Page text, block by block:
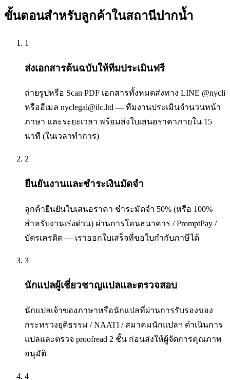
ขั้นตอนสำหรับลูกค้าในสถานีปากน้ำ
1
ส่งเอกสารต้นฉบับให้ทีมประเมินฟรี
ถ่ายรูปหรือ Scan PDF เอกสารทั้งหมดส่งทาง LINE @nycli
หรืออีเมล nyclegal@ilc.ltd — ทีมงานประเมินจำนวนหน้า
ภาษา และระยะเวลา พร้อมส่งใบเสนอราคาภายใน 15
นาที (ในเวลาทำการ)
2
ยืนยันงานและชำระเงินมัดจำ
ลูกค้ายืนยันใบเสนอราคา ชำระมัดจำ 50% (หรือ 100%
สำหรับงานเร่งด่วน) ผ่านการโอนธนาคาร / PromptPay /
บัตรเครดิต — เราออกใบเสร็จที่ขอใบกำกับภาษีได้
3
นักแปลผู้เชี่ยวชาญแปลและตรวจสอบ
นักแปลเจ้าของภาษาหรือนักแปลที่ผ่านการรับรองของ
กระทรวงยุติธรรม / NAATI / สมาคมนักแปลฯ ดำเนินการ
แปลและตรวจ proofread 2 ชั้น ก่อนส่งให้ผู้จัดการคุณภาพ
อนุมัติ
4